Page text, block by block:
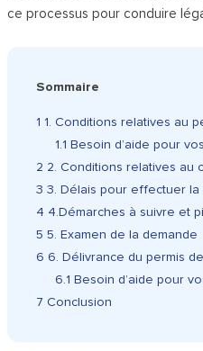
ce processus pour conduire
Sommaire
1 1. Conditions relatives au
1.1 Besoin d’aide pour
2 2. Conditions relatives au
3 3. Délais pour effectuer la
4 4.Démarches à suivre et
5 5. Examen de la demande
6 6. Délivrance du permis
6.1 Besoin d’aide pour
7 Conclusion